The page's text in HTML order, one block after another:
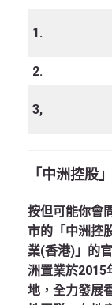
1.
2.
3,
「中洲控股
按但可能你會
市的「中洲控
業(香港)」的
洲置業於2015
地，全力發展